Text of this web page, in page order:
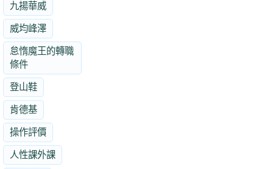
九揚華威
威均峰澤
怠惰魔王的轉職
條件
登山鞋
肯德基
操作評價
人性課外課